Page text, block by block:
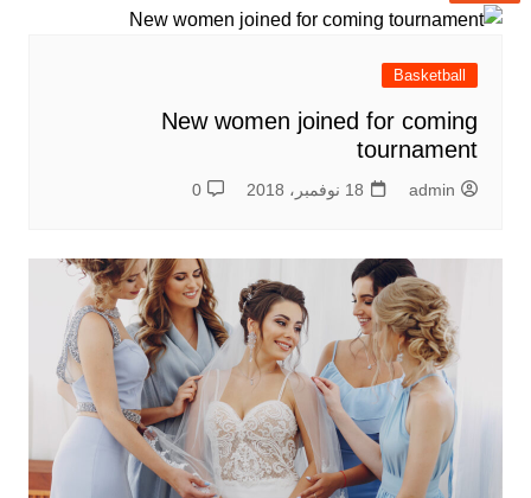
Basketball
New women joined for coming
tournament
admin 18 نوفمبر، 2018 0